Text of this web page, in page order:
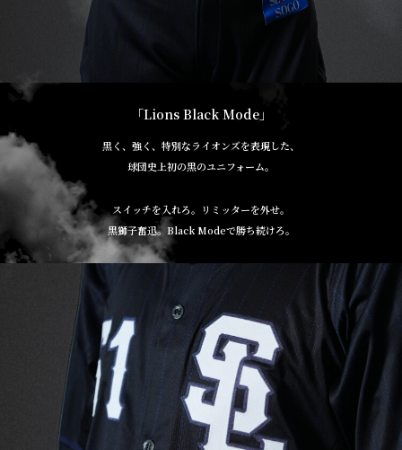
「Lions Black Mode」
黒く、強く、特別なライオンズを表現した、
球団史上初の黒のユニフォーム。
スイッチを入れろ。リミッターを外せ。
黒獅子奮迅。Black Modeで勝ち続けろ。